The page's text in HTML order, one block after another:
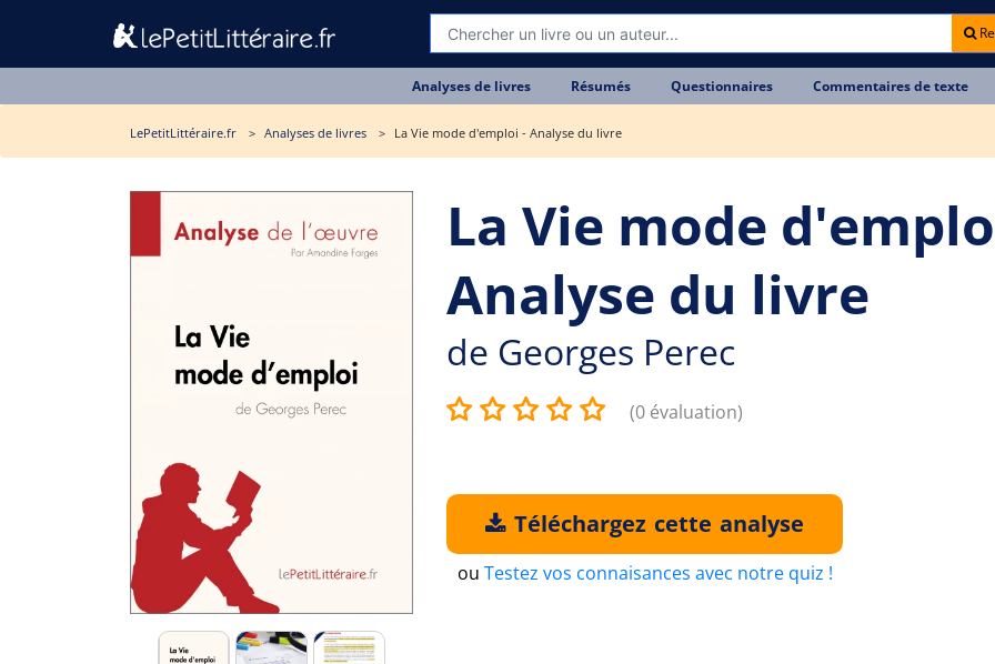
Analyses de livres Résumés Questionnaires Commentaires de texte
LePetitLittéraire.fr Analyses de livres La Vie mode d'emploi - Analyse du livre
La Vie mode
Analyse du livre
de Georges Perec
(0 évaluation)
Téléchargez cette analyse
ou Testez vos connaisances avec notre quiz !